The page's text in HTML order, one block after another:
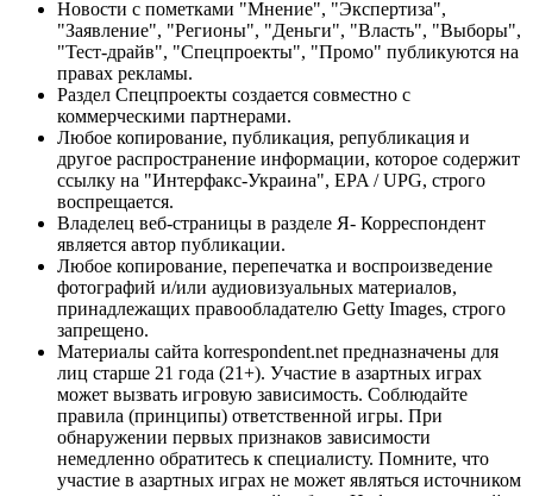
Новости с пометками "Мнение", "Экспертиза",
"Заявление", "Регионы", "Деньги", "Власть", "Выборы",
"Тест-драйв", "Спецпроекты", "Промо" публикуются на
правах рекламы.
Раздел Спецпроекты создается совместно с
коммерческими партнерами.
Любое копирование, публикация, републикация и
другое распространение информации, которое содержит
ссылку на "Интерфакс-Украина", EPA / UPG, строго
воспрещается.
Владелец веб-страницы в разделе Я- Корреспондент
является автор публикации.
Любое копирование, перепечатка и воспроизведение
фотографий и/или аудиовизуальных материалов,
принадлежащих правообладателю Getty Images, строго
запрещено.
Материалы сайта korrespondent.net предназначены для
лиц старше 21 года (21+). Участие в азартных играх
может вызвать игровую зависимость. Соблюдайте
правила (принципы) ответственной игры. При
обнаружении первых признаков зависимости
немедленно обратитесь к специалисту. Помните, что
участие в азартных играх не может являться источником